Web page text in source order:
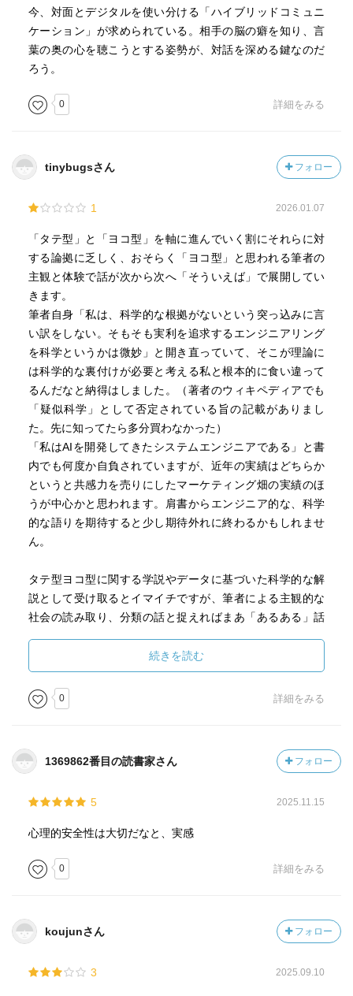
今、対面とデジタルを使い分ける「ハイブリッドコミュニ
ケーション」が求められている。相手の脳の癖を知り、言
葉の奥の心を聴こうとする姿勢が、対話を深める鍵なのだ
ろう。
0 詳細をみる
tinybugsさん フォロー
1 2026.01.07
「タテ型」と「ヨコ型」を軸に進んでいく割にそれらに対
する論拠に乏しく、おそらく「ヨコ型」と思われる筆者の
主観と体験で話が次から次へ「そういえば」で展開してい
きます。
筆者自身「私は、科学的な根拠がないという突っ込みに言
い訳をしない。そもそも実利を追求するエンジニアリング
を科学というかは微妙」と開き直っていて、そこが理論に
は科学的な裏付けが必要と考える私と根本的に食い違って
るんだなと納得はしました。（著者のウィキペディアでも
「疑似科学」として否定されている旨の記載がありまし
た。先に知ってたら多分買わなかった）
「私はAIを開発してきたシステムエンジニアである」と書
内でも何度か自負されていますが、近年の実績はどちらか
というと共感力を売りにしたマーケティング畑の実績のほ
うが中心かと思われます。肩書からエンジニア的な、科学
的な語りを期待すると少し期待外れに終わるかもしれませ
ん。
タテ型ヨコ型に関する学説やデータに基づいた科学的な解
説として受け取るとイマイチですが、筆者による主観的な
社会の読み取り、分類の話と捉えればまあ「あるある」話
後半に入ってようやく実体験に基づく「対話のトリセツ」
が書かれており、こちらの記載内容には幾らか共感を覚え
ました。
続きを読む
0 詳細をみる
1369862番目の読書家さん フォロー
5 2025.11.15
心理的安全性は大切だなと、実感
0 詳細をみる
koujunさん フォロー
3 2025.09.10